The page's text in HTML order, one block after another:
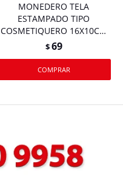
MONEDERO TELA
ESTAMPADO TIPO
COSMETIQUERO 16X10CM
10 COLORES 27381
$69